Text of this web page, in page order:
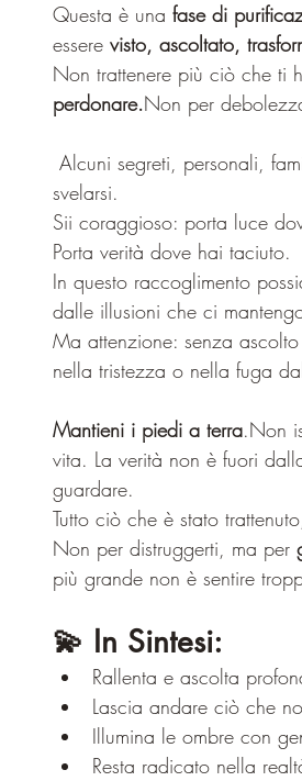
Questa è una fase di
essere visto, ascoltato,
Non trattenere più ciò che ti
perdonare.Non per
svelarsi.
Sii coraggioso: porta luce
Porta verità dove hai taciuto.
In questo raccoglimento
dalle illusioni che ci
Ma attenzione: senza
nella tristezza o nella fuga
Mantieni i piedi a terra.Non
vita. La verità non è fuori
guardare.
Tutto ciò che è stato
Non per distruggerti, ma per
più grande non è sentire
💫 In Sintesi:
Rallenta e ascolta
Lascia andare ciò che
Illumina le ombre con
Resta radicato nella